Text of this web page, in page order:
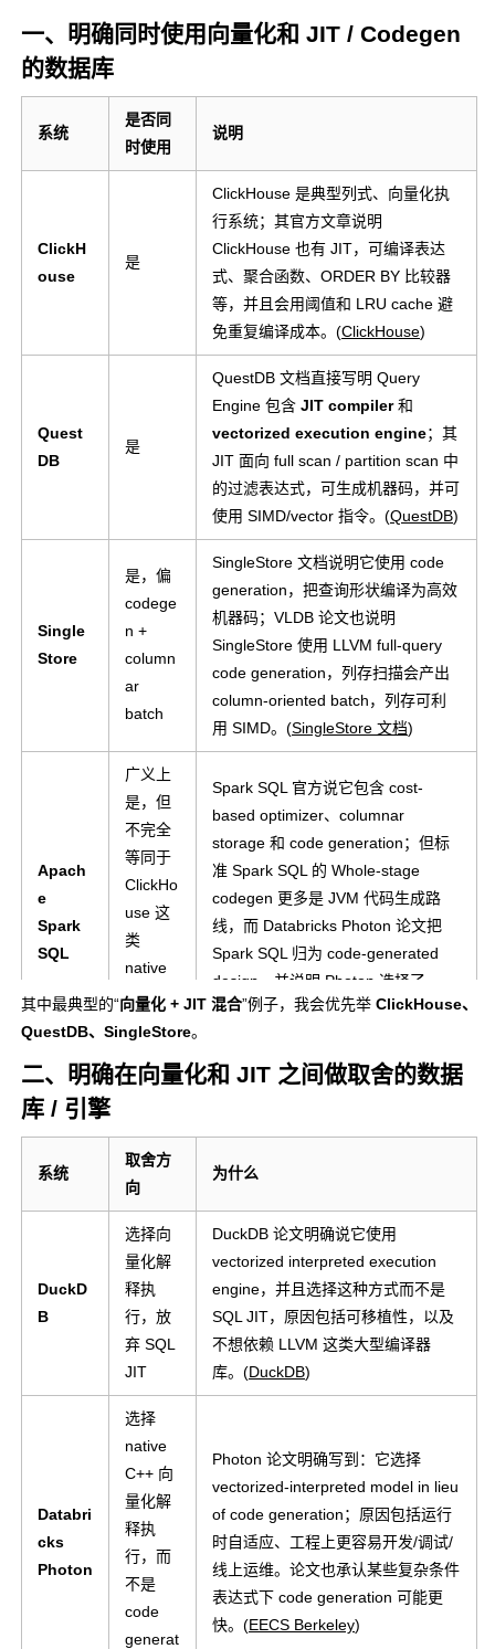
一、明确同时使用向量化和 JIT / Codegen
的数据库
系统
是否同
时使用
说明
ClickH
ouse
是
ClickHouse 是典型列式、向量化执
行系统；其官方文章说明
ClickHouse 也有 JIT，可编译表达
式、聚合函数、 ORDER BY 比较器
等，并且会用阈值和 LRU cache 避
免重复编译成本。(ClickHouse)
Quest
DB
是
QuestDB 文档直接写明 Query
Engine 包含 JIT compiler和
vectorized execution engine；其
JIT 面向 full scan / partition scan 中
的过滤表达式，可生成机器码，并可
使用 SIMD/vector 指令。(QuestDB)
Single
Store
是，偏
codege
n +
column
ar
batch
SingleStore 文档说明它使用 code
generation，把查询形状编译为高效
机器码；VLDB 论文也说明
SingleStore 使用 LLVM full-query
code generation，列存扫描会产出
column-oriented batch，列存可利
用 SIMD。(SingleStore 文档)
Apach
e
Spark
SQL
广义上
是，但
不完全
等同于
ClickHo
use 这
类
native
vectoriz
ed
Spark SQL 官方说它包含 cost-
based optimizer、columnar
storage 和 code generation；但标
准 Spark SQL 的 Whole-stage
codegen 更多是 JVM 代码生成路
线，而 Databricks Photon 论文把
Spark SQL 归为 code-generated
design，并说明 Photon 选择了
vectorized-interpreted 路线。
其中最典型的“向量化 + JIT 混合”例子，我会优先举 ClickHouse、
QuestDB、SingleStore。
二、明确在向量化和 JIT 之间做取舍的数据
库 / 引擎
系统
取舍方
向
为什么
DuckD
B
选择向
量化解
释执
行，放
弃 SQL
JIT
DuckDB 论文明确说它使用
vectorized interpreted execution
engine，并且选择这种方式而不是
SQL JIT，原因包括可移植性，以及
不想依赖 LLVM 这类大型编译器
库。(DuckDB)
Databri
cks
Photon
选择
native
C++ 向
量化解
释执
行，而
不是
code
generat
Photon 论文明确写到：它选择
vectorized-interpreted model in lieu
of code generation；原因包括运行
时自适应、工程上更容易开发/调试/
线上运维。论文也承认某些复杂条件
表达式下 code generation 可能更
快。(EECS Berkeley)